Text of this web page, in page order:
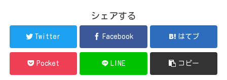
シェアする
Twitter Facebook はてブ
Pocket LINE コピー